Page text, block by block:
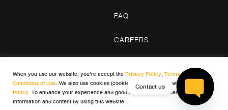
FAQ
CAREERS
© 2026 WDC. All Rights Reserved
When you use our website, you’re accept thePrivacy Policy,Terms and
Conditions of Use. We also use cookies (cookies) in accordance with our
Cookie
Policy. To enhance your experience and good satisfaction in receiving
information and content by using this website
Contact us